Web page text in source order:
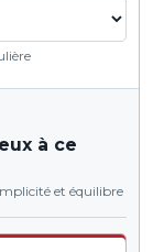
à ce
et équilibre